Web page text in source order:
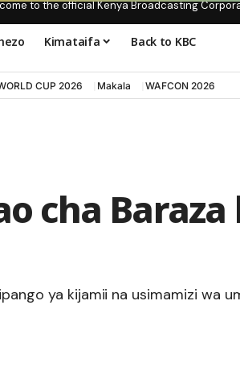
to the official Kenya Broadcasting
Kimataifa Back to KBC
CUP 2026 Makala WAFCON 2026
cha Baraza
ya kijamii na usimamizi wa